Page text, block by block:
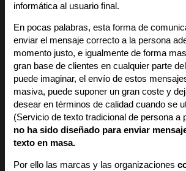
informática al usuario final.
En pocas palabras, esta forma de
enviar el mensaje correcto a la persona
momento justo, e igualmente de forma
gran base de clientes en cualquier parte
puede imaginar, el envío de estos
masiva, puede suponer un gran coste y
desear en términos de calidad cuando se
(Servicio de texto tradicional de persona a
no ha sido diseñado para enviar
texto en masa.
Por ello las marcas y las organizaciones